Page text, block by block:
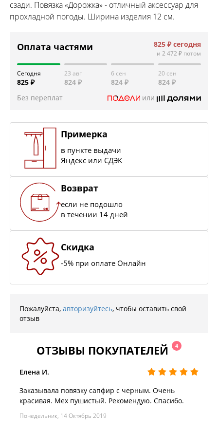
сзади. Повязка «Дорожка» - отличный аксессуар для
прохладной погоды. Ширина изделия 12 см.
Оплата частями 825 ₽ сегодня
и 2 472 ₽ потом
Сегодня
825 ₽
23 авг
824 ₽
6 сен
824 ₽
20 сен
824 ₽
Без переплат
или
Примерка
в пункте выдачи
Яндекс или СДЭК
Возврат
если не подошло
в течении 14 дней
Скидка
-5% при оплате Онлайн
Пожалуйста, авторизуйтесь, чтобы оставить свой
отзыв
ОТЗЫВЫ ПОКУПАТЕЛЕЙ 4
Елена И.
Заказывала повязку сапфир с черным. Очень
красивая. Мех пушистый. Рекомендую. Спасибо.
Понедельник, 14 Октябрь 2019